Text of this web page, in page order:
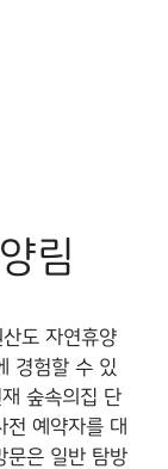
림
도 자연휴양
경험할 수 있
숲속의집 단
전 예약자를 대
문은 일반 탐방